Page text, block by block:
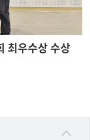
최우수상 수상